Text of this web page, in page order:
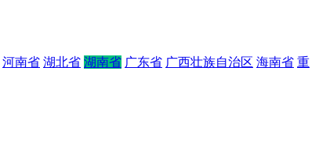
河南省 湖北省 湖南省 广东省 广西壮族自治区 海南省 重